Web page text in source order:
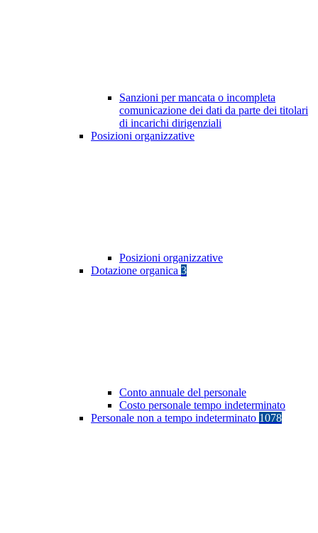
Sanzioni per mancata o incompleta
comunicazione dei dati da parte dei titolari
di incarichi dirigenziali
Posizioni organizzative
Posizioni organizzative
Dotazione organica 3
Conto annuale del personale
Costo personale tempo indeterminato
Personale non a tempo indeterminato 1078